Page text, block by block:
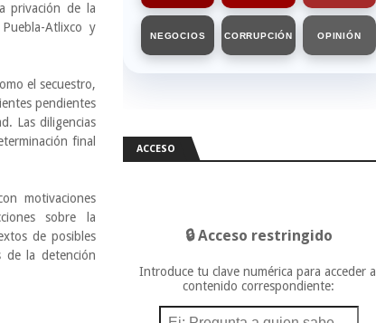
privación de la
Atlixco y
el secuestro,
pendientes
Las diligencias
final
motivaciones
sobre la
de posibles
de la detención
NEGOCIOS CORRUPCIÓN OPINIÓN
ACCESO
🔒 Acceso restringido
Introduce tu clave numérica para acceder al
contenido correspondiente: